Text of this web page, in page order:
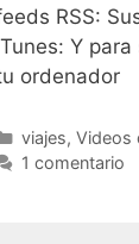
RSS:
Y
ordenador
Categorías
viajes, Videos
1 comentario